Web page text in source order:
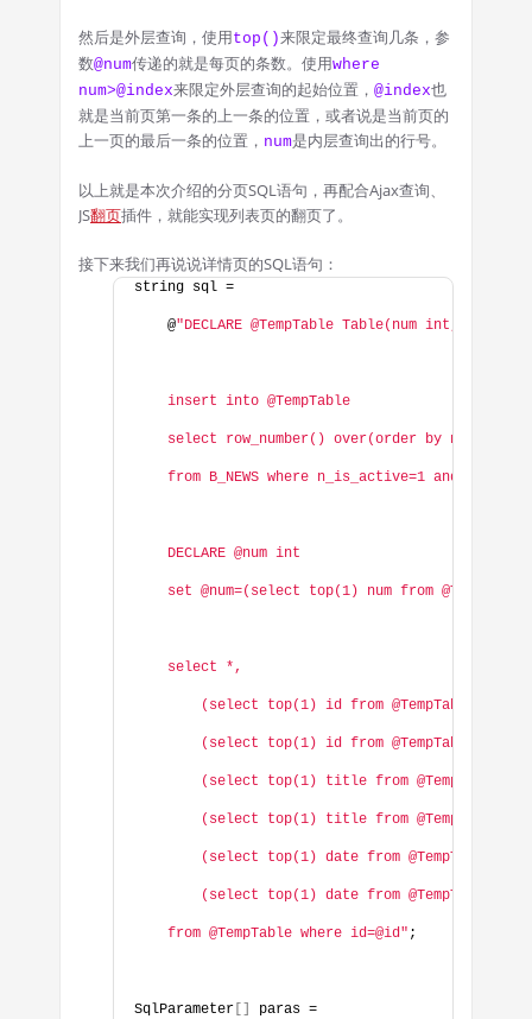
然后是外层查询，使用top()来限定最终查询几条，参
数@num传递的就是每页的条数。使用where
num>@index来限定外层查询的起始位置， @index也
就是当前页第一条的上一条的位置，或者说是当前页的
上一页的最后一条的位置， num是内层查询出的行号。
以上就是本次介绍的分页SQL语句，再配合Ajax查询、
JS翻页插件，就能实现列表页的翻页了。
接下来我们再说说详情页的SQL语句：
string sql =
    @
"DECLARE @TempTable Table(num int,
    insert into @TempTable
select row_number() over(order by
from B_NEWS where n_is_active=1 and
    DECLARE @num int
set @num=(select top(1) num from @TempTable
    select *,
(select top(1) id from @TempTable where
(select top(1) id from @TempTable
(select top(1) title from @TempTable
(select top(1) title from @TempTable
(select top(1) date from @TempTable
(select top(1) date from @TempTable
    from @TempTable where id=@id"
;
SqlParameter paras =